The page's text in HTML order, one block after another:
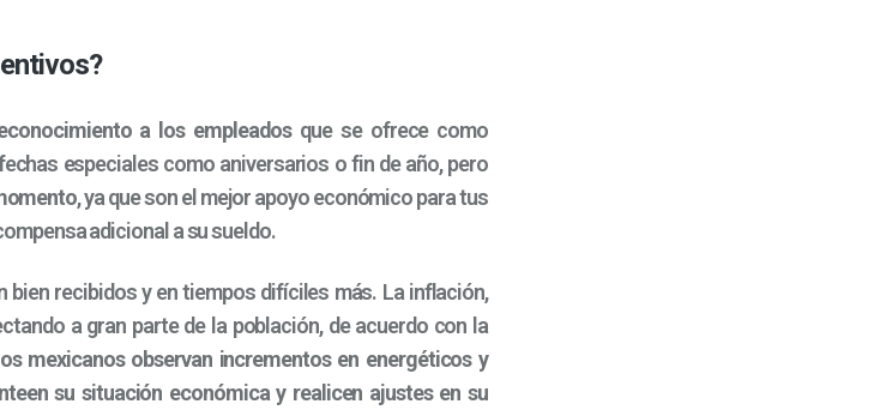
a los empleadosque se ofrece como
especiales como aniversarios o fin de año, pero
, ya que son el mejor apoyo económico para tus
adicional a su sueldo.
recibidos y en tiempos difíciles más. La inflación,
a gran parte de la población, de acuerdo con la
mexicanos observan incrementos en energéticos y
su situación económica y realicen ajustes en su